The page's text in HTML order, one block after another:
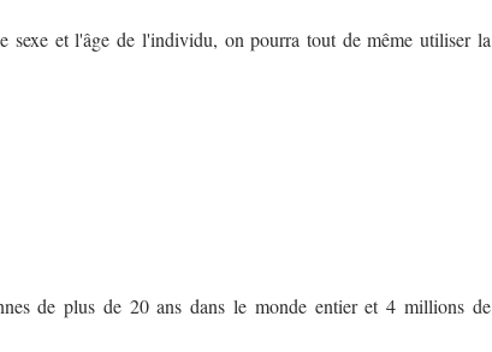
sexe et l'âge de l'individu, on pourra tout de même utiliser la
de plus de 20 ans dans le monde entier et 4 millions de